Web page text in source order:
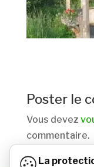
Poster le
Vous devez
commentaire.
La